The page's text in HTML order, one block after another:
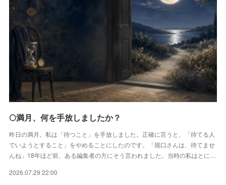
🌕満月、何を手放しましたか？
昨日の満月。私は「待つこと」を手放しました。正確に言うと、「待てる人
でいようとすること」をやめることにしたのです。「堀口さんは、待てませ
んね」18年ほど前、ある編集者の方にそう言われました。当時の私はとに…
2026.07.29 22:00